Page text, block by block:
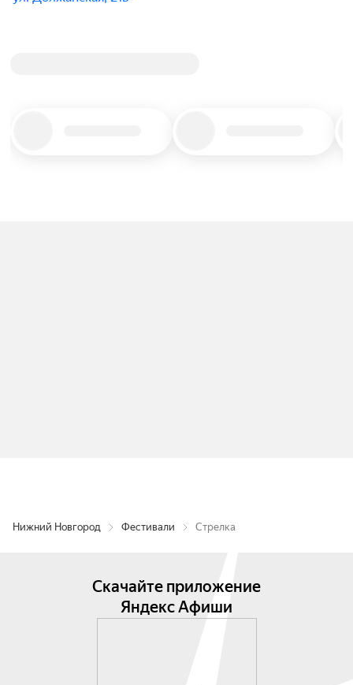
Нижний Новгород Фестивали Стрелка
Скачайте приложение
Яндекс Афиши